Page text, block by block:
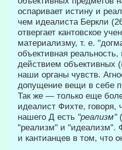
оспаривает истину и
чем идеалиста Беркли
отвергает кантовское
материализму, т. е.
объективная
действием объективных
наши органы чувств.
допущение вещи в себе
Так же — только еще
идеалист Фихте,
нашего Д есть "реализм"
"реализм" и "идеа­лизм".
и кантианцев в том, что